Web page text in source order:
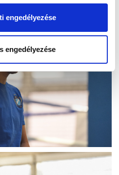
engedélyezése
engedélyezése